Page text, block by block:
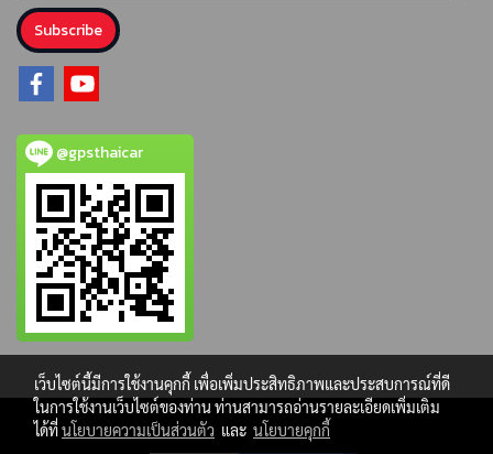
Subscribe
@gpsthaicar
เว็บไซต์นี้มีการใช้งานคุกกี้ เพื่อเพิ่มประสิทธิภาพและประสบการณ์ที่ดี
ในการใช้งานเว็บไซต์ของท่าน ท่านสามารถอ่านรายละเอียดเพิ่มเติม
ได้ที่นโยบายความเป็นส่วนตัว และ นโยบายคุกกี้